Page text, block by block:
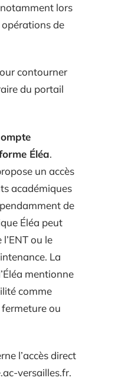
lors
opérations de
contourner
du portail
Éléa.
un accès
académiques
de
Éléa peut
ou le
La
mentionne
comme
ou
l’accès direct
versailles.fr.